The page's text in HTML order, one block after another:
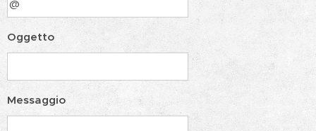
Oggetto
Messaggio